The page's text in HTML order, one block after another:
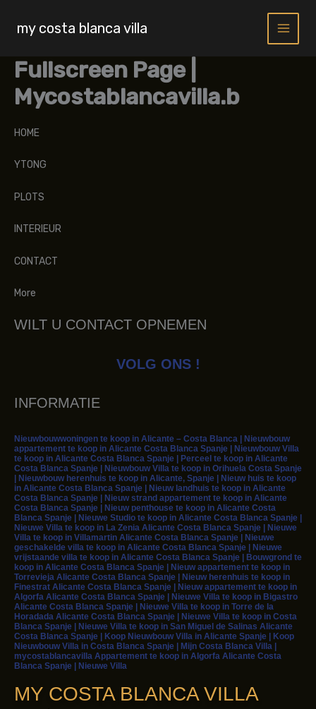
content
my costa blanca villa
Fullscreen Page |
Mycostablancavilla.b
HOME
YTONG
PLOTS
INTERIEUR
CONTACT
More
WILT U CONTACT OPNEMEN
VOLG ONS !
INFORMATIE
Nieuwbouwwoningen te koop in Alicante – Costa Blanca | Nieuwbouw
appartement te koop in Alicante Costa Blanca Spanje | Nieuwbouw Villa
te koop in Alicante Costa Blanca Spanje | Perceel te koop in Alicante
Costa Blanca Spanje | Nieuwbouw Villa te koop in Orihuela Costa Spanje
| Nieuwbouw herenhuis te koop in Alicante, Spanje | Nieuw huis te koop
in Alicante Costa Blanca Spanje | Nieuw landhuis te koop in Alicante
Costa Blanca Spanje | Nieuw strand appartement te koop in Alicante
Costa Blanca Spanje | Nieuw penthouse te koop in Alicante Costa
Blanca Spanje | Nieuwe Studio te koop in Alicante Costa Blanca Spanje |
Nieuwe Villa te koop in La Zenia Alicante Costa Blanca Spanje | Nieuwe
Villa te koop in Villamartin Alicante Costa Blanca Spanje | Nieuwe
geschakelde villa te koop in Alicante Costa Blanca Spanje | Nieuwe
vrijstaande villa te koop in Alicante Costa Blanca Spanje | Bouwgrond te
koop in Alicante Costa Blanca Spanje | Nieuw appartement te koop in
Torrevieja Alicante Costa Blanca Spanje | Nieuw herenhuis te koop in
Finestrat Alicante Costa Blanca Spanje | Nieuw appartement te koop in
Algorfa Alicante Costa Blanca Spanje | Nieuwe Villa te koop in Bigastro
Alicante Costa Blanca Spanje | Nieuwe Villa te koop in Torre de la
Horadada Alicante Costa Blanca Spanje | Nieuwe Villa te koop in Costa
Blanca Spanje | Nieuwe Villa te koop in San Miguel de Salinas Alicante
Costa Blanca Spanje | Koop Nieuwbouw Villa in Alicante Spanje | Koop
Nieuwbouw Villa in Costa Blanca Spanje | Mijn Costa Blanca Villa |
mycostablancavilla Appartement te koop in Algorfa Alicante Costa
Blanca Spanje | Nieuwe Villa
MY COSTA BLANCA VILLA